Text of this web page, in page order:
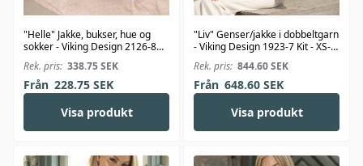
"Helle" Jakke, bukser, hue og
sokker - Viking Design 2126-8
Kit - 1-24 Mdr. - Viking Bambino
Rek. pris: 338.75SEK
Från 228.75SEK
Visa produkt
"Liv" Genser/jakke i dobbeltgarn
- Viking Design 1923-7 Kit - XS-
XXL - Viking Alpaca Bris
Rek. pris: 844.60SEK
Från 648.60SEK
Visa produkt